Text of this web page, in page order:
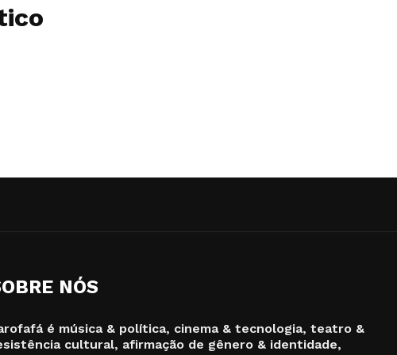
NÓS
é música & política, cinema & tecnologia, teatro &
cultural, afirmação de gênero & identidade,